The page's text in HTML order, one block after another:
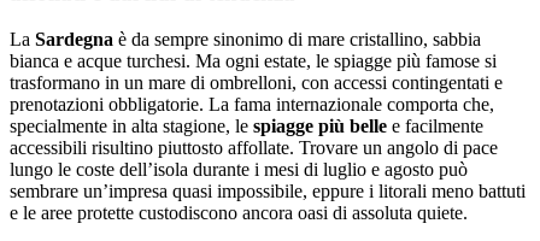
La Sardegna è da sempre sinonimo di mare cristallino, sabbia
bianca e acque turchesi. Ma ogni estate, le spiagge più famose si
trasformano in un mare di ombrelloni, con accessi contingentati e
prenotazioni obbligatorie. La fama internazionale comporta che,
specialmente in alta stagione, le spiagge più belle e facilmente
accessibili risultino piuttosto affollate. Trovare un angolo di pace
lungo le coste dell’isola durante i mesi di luglio e agosto può
sembrare un’impresa quasi impossibile, eppure i litorali meno battuti
e le aree protette custodiscono ancora oasi di assoluta quiete.